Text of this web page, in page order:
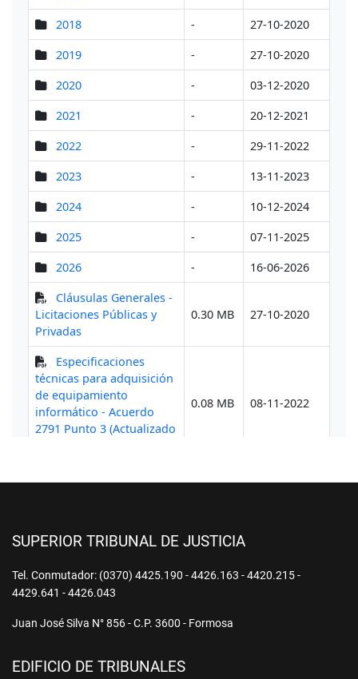
SUPERIOR TRIBUNAL DE JUSTICIA
Tel. Conmutador: (0370) 4425.190 - 4426.163 - 4420.215 -
4429.641 - 4426.043
Juan José Silva N° 856 - C.P. 3600 - Formosa
EDIFICIO DE TRIBUNALES